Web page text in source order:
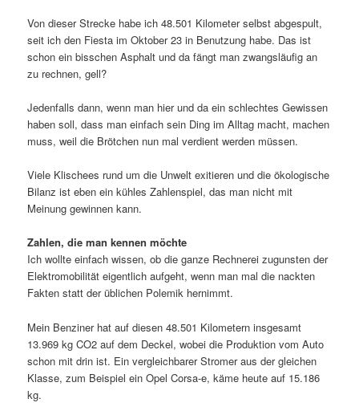
Von dieser Strecke habe ich 48.501 Kilometer selbst abgespult,
seit ich den Fiesta im Oktober 23 in Benutzung habe. Das ist
schon ein bisschen Asphalt und da fängt man zwangsläufig an
zu rechnen, gell?
Jedenfalls dann, wenn man hier und da ein schlechtes Gewissen
haben soll, dass man einfach sein Ding im Alltag macht, machen
muss, weil die Brötchen nun mal verdient werden müssen.
Viele Klischees rund um die Unwelt exitieren und die ökologische
Bilanz ist eben ein kühles Zahlenspiel, das man nicht mit
Meinung gewinnen kann.
Zahlen, die man kennen möchte
Ich wollte einfach wissen, ob die ganze Rechnerei zugunsten der
Elektromobilität eigentlich aufgeht, wenn man mal die nackten
Fakten statt der üblichen Polemik hernimmt.
Mein Benziner hat auf diesen 48.501 Kilometern insgesamt
13.969 kg CO2 auf dem Deckel, wobei die Produktion vom Auto
schon mit drin ist. Ein vergleichbarer Stromer aus der gleichen
Klasse, zum Beispiel ein Opel Corsa-e, käme heute auf 15.186
kg.